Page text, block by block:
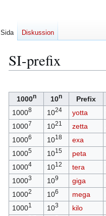
SI-prefix
till
navigering
till
sök
1000n 10n Prefix
10008 1024 yotta
10007 1021 zetta
10006 1018 exa
10005 1015 peta
10004 1012 tera
10003 109 giga
10002 106 mega
10001 103 kilo
Sida Diskussion